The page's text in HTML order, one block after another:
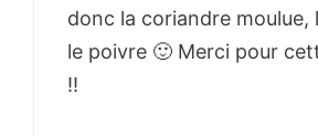
donc la coriandre moulue,
le poivre 🙂 Merci pour
!!